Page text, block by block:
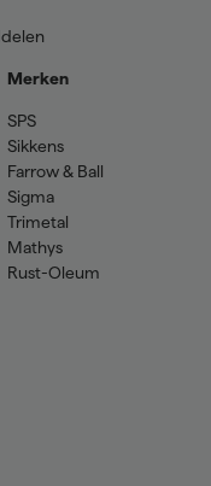
Merken
SPS
Sikkens
Farrow & Ball
Sigma
Trimetal
Mathys
Rust-Oleum